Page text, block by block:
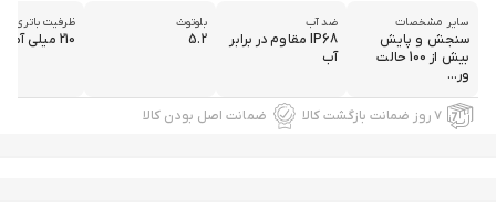
سایر مشخصات
سنجش و پایش
بیش از 100 حالت
ور...
ضد آب
IP68 مقاوم در برابر
آب
بلوتوث
5.2
ظرفیت باتری
210 میلی آمپر
۷ روز ضمانت بازگشت کالا ضمانت اصل بودن کالا